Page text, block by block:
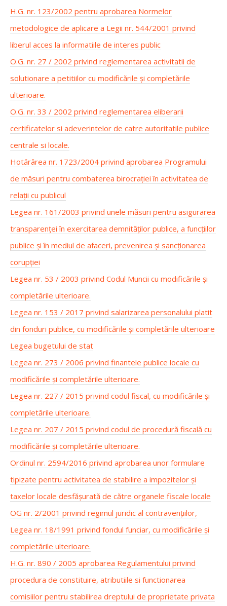
H.G. nr. 123/2002 pentru aprobarea Normelor
metodologice de aplicare a Legii nr. 544/2001 privind
liberul acces la informatiile de interes public
O.G. nr. 27 / 2002 privind reglementarea activitatii de
solutionare a petitiilor cu modificările și completările
ulterioare.
O.G. nr. 33 / 2002 privind reglementarea eliberarii
certificatelor si adeverintelor de catre autoritatile publice
centrale si locale.
Hotărârea nr. 1723/2004 privind aprobarea Programului
de măsuri pentru combaterea birocrației în activitatea de
relații cu publicul
Legea nr. 161/2003 privind unele măsuri pentru asigurarea
transparenței în exercitarea demnităților publice, a funcțiilor
publice și în mediul de afaceri, prevenirea și sancționarea
corupției
Legea nr. 53 / 2003 privind Codul Muncii cu modificările și
completările ulterioare.
Legea nr. 153 / 2017 privind salarizarea personalului platit
din fonduri publice, cu modificările și completările ulterioare
Legea bugetului de stat
Legea nr. 273 / 2006 privind finantele publice locale cu
modificările și completările ulterioare.
Legea nr. 227 / 2015 privind codul fiscal, cu modificările și
completările ulterioare.
Legea nr. 207 / 2015 privind codul de procedură fiscală cu
modificările și completările ulterioare.
Ordinul nr. 2594/2016 privind aprobarea unor formulare
tipizate pentru activitatea de stabilire a impozitelor și
taxelor locale desfășurată de către organele fiscale locale
OG nr. 2/2001 privind regimul juridic al contravențiilor,
Legea nr. 18/1991 privind fondul funciar, cu modificările și
completările ulterioare.
H.G. nr. 890 / 2005 aprobarea Regulamentului privind
procedura de constituire, atributiile si functionarea
comisiilor pentru stabilirea dreptului de proprietate privata